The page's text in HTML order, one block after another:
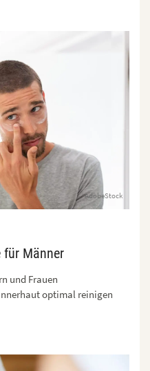
AdobeStock
für Männer
und Frauen
optimal reinigen